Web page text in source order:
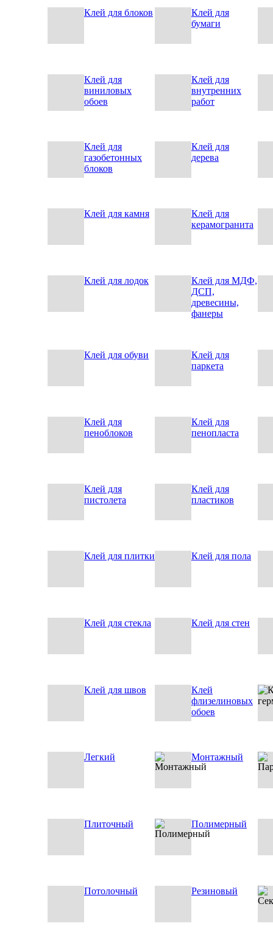
Клей для блоков
Клей для
бумаги
Клей для
виниловых
обоев
Клей для
внутренних
работ
Клей для
газобетонных
блоков
Клей для
дерева
Клей для камня
Клей для
керамогранита
Клей для лодок
Клей для МДФ,
ДСП,
древесины,
фанеры
Клей для обуви
Клей для
паркета
Клей для
пеноблоков
Клей для
пенопласта
Клей для
пистолета
Клей для
пластиков
Клей для плитки Клей для пола
Клей для стекла Клей для стен
Клей для швов
Клей
флизелиновых
обоев
Легкий Монтажный
Плиточный Полимерный
Потолочный Резиновый